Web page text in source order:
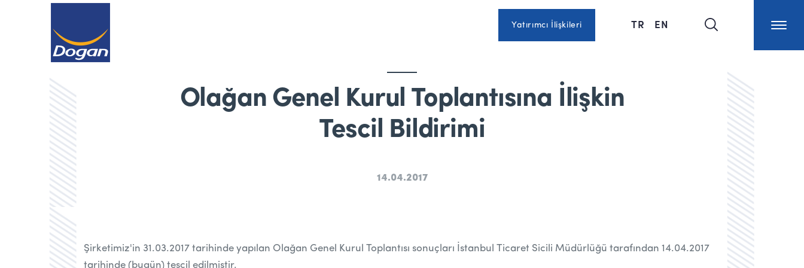
Yatırımcı İlişkileri TR EN
Olağan Genel Kurul Toplantısına İlişkin
Tescil Bildirimi
14.04.2017
Şirketimiz'in 31.03.2017 tarihinde yapılan Olağan Genel Kurul Toplantısı sonuçları İstanbul Ticaret Sicili Müdürlüğü tarafından 14.04.2017
tarihinde (bugün) tescil edilmiştir.